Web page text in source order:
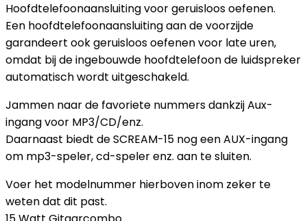
Hoofdtelefoonaansluiting voor geruisloos oefenen.
Een hoofdtelefoonaansluiting aan de voorzijde
garandeert ook geruisloos oefenen voor late uren,
omdat bij de ingebouwde hoofdtelefoon de luidspreker
automatisch wordt uitgeschakeld.
Jammen naar de favoriete nummers dankzij Aux-
ingang voor MP3/CD/enz.
Daarnaast biedt de SCREAM-15 nog een AUX-ingang
om mp3-speler, cd-speler enz. aan te sluiten.
Voer het modelnummer hierboven inom zeker te
weten dat dit past.